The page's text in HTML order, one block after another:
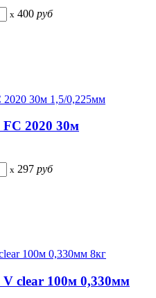
x 400 руб
FC 2020 30м
x 297 руб
V clear 100м 0,330мм